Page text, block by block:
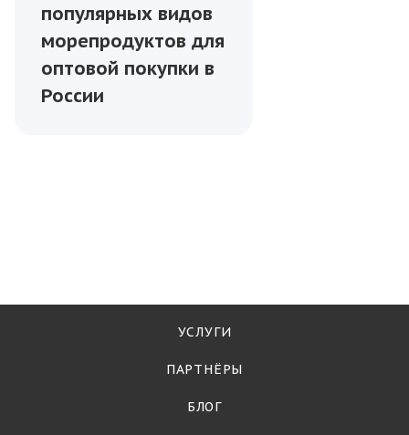
популярных видов
морепродуктов для
оптовой покупки в
России
УСЛУГИ
ПАРТНЁРЫ
БЛОГ